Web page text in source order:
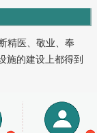
精医、敬业、奉
施的建设上都得到